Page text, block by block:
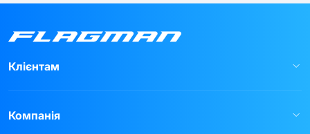
Клієнтам
Компанія